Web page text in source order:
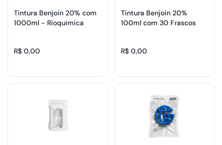
Tintura Benjoin 20% com
1000ml - Rioquimica
R$ 0,00
Tintura Benjoin 20%
100ml com 30 Frascos
R$ 0,00